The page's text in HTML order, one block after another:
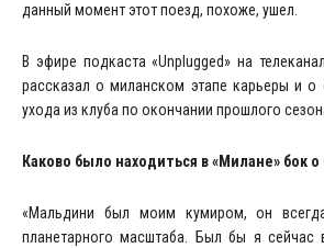
данный момент этот поезд, похоже, ушел.
В эфире подкаста «Unplugged» на
рассказал о миланском этапе карьеры и о
ухода из клуба по окончании прошлого
Каково было находиться в «Милане» бок
«Мальдини был моим кумиром, он
планетарного масштаба. Был бы я сейчас